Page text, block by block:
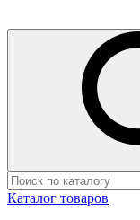
Каталог товаров